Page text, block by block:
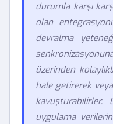
durumla karşı
olan
devralma
üzerinden
hale getirerek
kavuşturabilirler.
uygulama